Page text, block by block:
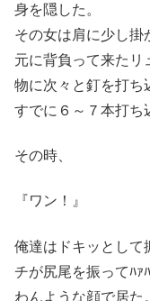
身を隠した。
その女は肩に少し掛
元に背負って来たリ
物に次々と釘を打ち
すでに６～７本打ち
その時、
『ワン！』
俺達はドキッとして
チが尻尾を振ってﾊｧ
わんような顔で居た。